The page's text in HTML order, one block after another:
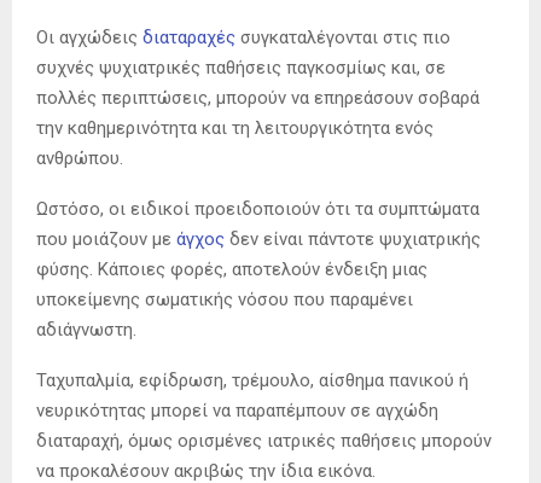
Οι αγχώδεις διαταραχές συγκαταλέγονται στις πιο
συχνές ψυχιατρικές παθήσεις παγκοσμίως και, σε
πολλές περιπτώσεις, μπορούν να επηρεάσουν σοβαρά
την καθημερινότητα και τη λειτουργικότητα ενός
ανθρώπου.
Ωστόσο, οι ειδικοί προειδοποιούν ότι τα συμπτώματα
που μοιάζουν με άγχος δεν είναι πάντοτε ψυχιατρικής
φύσης. Κάποιες φορές, αποτελούν ένδειξη μιας
υποκείμενης σωματικής νόσου που παραμένει
αδιάγνωστη.
Ταχυπαλμία, εφίδρωση, τρέμουλο, αίσθημα πανικού ή
νευρικότητας μπορεί να παραπέμπουν σε αγχώδη
διαταραχή, όμως ορισμένες ιατρικές παθήσεις μπορούν
να προκαλέσουν ακριβώς την ίδια εικόνα.